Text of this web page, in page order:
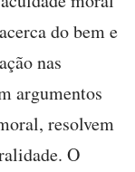
do bem e
nas
argumentos
resolvem
O